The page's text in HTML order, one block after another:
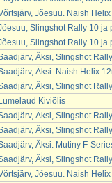
Jõesuu. Naish
Slingshot Rally 10 ja
Slingshot Rally 10 ja
Äksi, Slingshot
Äksi. Naish Helix
Äksi, Slingshot
Lumelaud Kiviõlis
Äksi, Slingshot
Äksi, Slingshot
Äksi. Mutiny F-
Äksi, Slingshot
Jõesuu. Naish